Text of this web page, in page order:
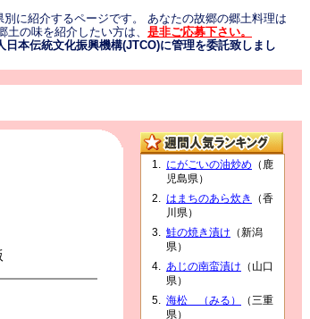
に紹介するページです。 あなたの故郷の郷土料理は
の味を紹介したい方は、 是非ご応募下さい。
本伝統文化振興機構(JTCO)に管理を委託致しまし
にがごいの油炒め （鹿
児島県）
はまちのあら炊き
（香
川県）
鮭の焼き漬け （新潟
県）
あじの南蛮漬け （山口
県）
海松 （みる）
（三重
県）